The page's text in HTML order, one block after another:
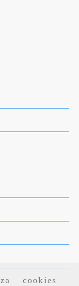
cookies